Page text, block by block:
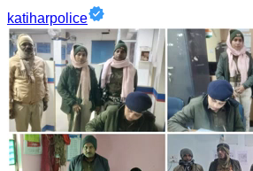
katiharpolice